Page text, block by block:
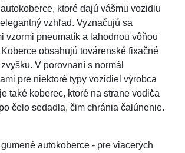
ktoré dajú vášmu vozidlu
vzhľad. Vyznačujú sa
vzormi pneumatík a lahodnou vôňou
obsahujú továrenské fixačné
V porovnaní s normál
pre niektoré typy vozidiel výrobca
také koberec, ktoré na strane vodiča
čelo sedadla, čim chránia čalúnenie.
autokoberce - pre viacerých